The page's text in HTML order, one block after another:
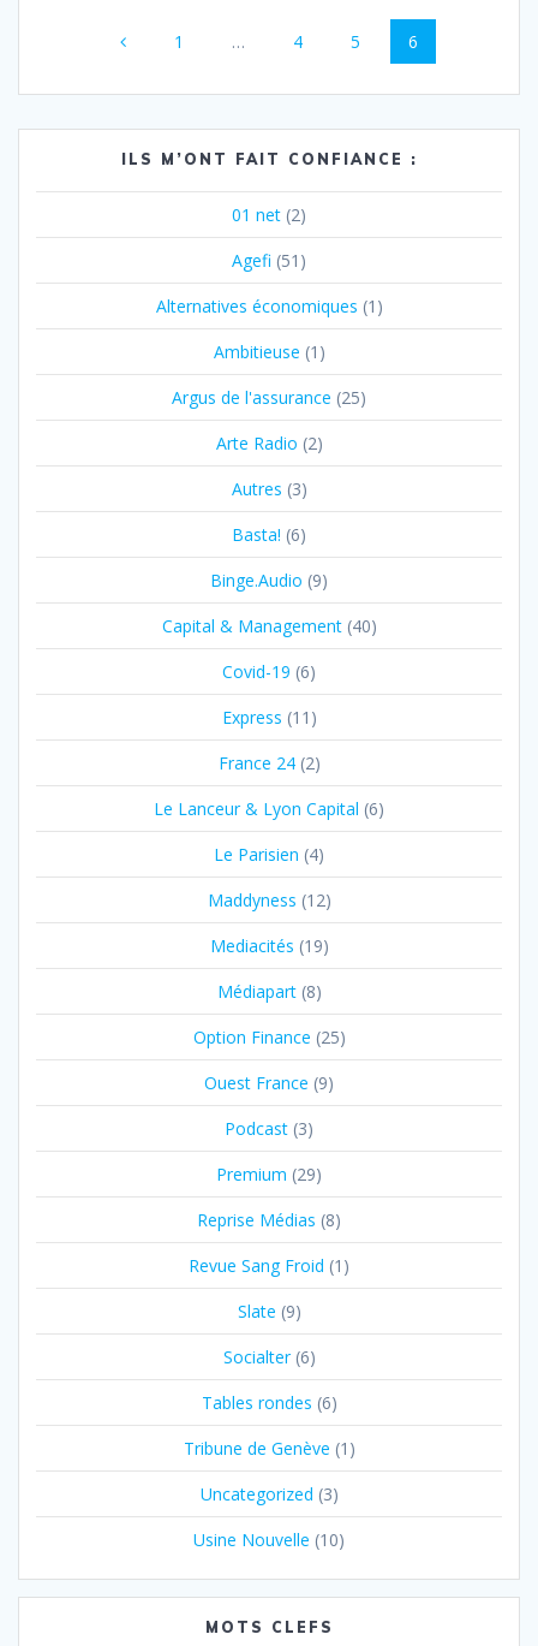
Page
1 … Page
4 Page
5 Page
6
ILS M’ONT FAIT CONFIANCE :
01 net (2)
Agefi (51)
Alternatives économiques (1)
Ambitieuse (1)
Argus de l'assurance (25)
Arte Radio (2)
Autres (3)
Basta! (6)
Binge.Audio (9)
Capital & Management(40)
Covid-19 (6)
Express (11)
France 24(2)
Le Lanceur & Lyon Capital (6)
Le Parisien (4)
Maddyness (12)
Mediacités (19)
Médiapart(8)
Option Finance (25)
Ouest France (9)
Podcast (3)
Premium (29)
Reprise Médias (8)
Revue Sang Froid (1)
Slate (9)
Socialter(6)
Tables rondes (6)
Tribune de Genève (1)
Uncategorized (3)
Usine Nouvelle (10)
MOTS CLEFS